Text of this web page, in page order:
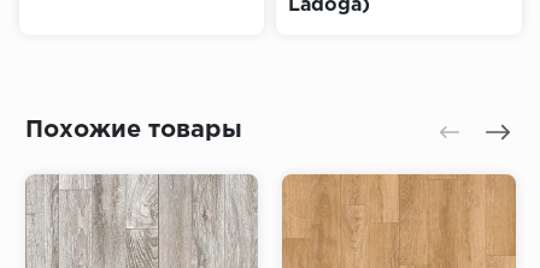
Ladoga)
Похожие товары